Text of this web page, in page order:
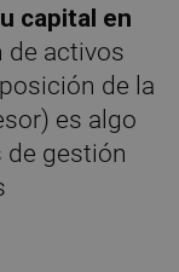
capital en
de activos
de la
es algo
de gestión